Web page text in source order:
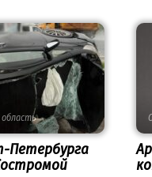
Петербурга